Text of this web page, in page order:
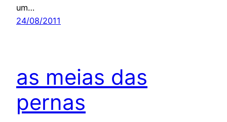
um…
24/08/2011
as meias das
pernas